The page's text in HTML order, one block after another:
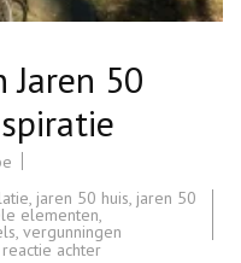
Jaren 50
, jaren 50 huis, jaren 50
elementen,
, vergunningen
achterop